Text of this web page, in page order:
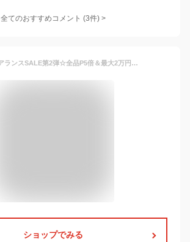
全てのおすすめコメント (3件) >
【新春クリアランスSALE第2弾☆全品P5倍＆最大2万円クリアランスクーポン31日迄】AMI PARIS アミパリス UKR907.369 907 Ami de Coeur フック キーリング キーホルダー
ショップでみる